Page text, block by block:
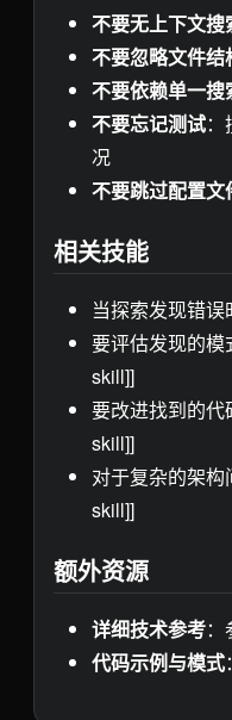
不要无上下文搜
不要忽略文件结
不要依赖单一搜
不要忘记测试
况
不要跳过配置文
相关技能
当探索发现错
要评估发现的模
skill]]
要改进找到的
skill]]
对于复杂的架
skill]]
额外资源
详细技术参考：
代码示例与模式